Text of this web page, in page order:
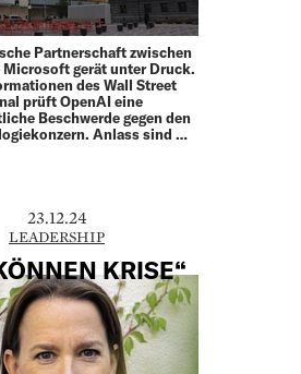
Partnerschaft zwischen
Microsoft gerät unter Druck.
des Wall Street
prüft OpenAI eine
Beschwerde gegen den
Anlass sind …
23.12.24
LEADERSHIP
KRISE“